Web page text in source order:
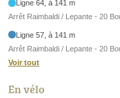
Ligne 64, à 141 m
Arrêt Raimbaldi / Lepante - 20
Ligne 57, à 141 m
Arrêt Raimbaldi / Lepante - 20
Voir tout
En vélo